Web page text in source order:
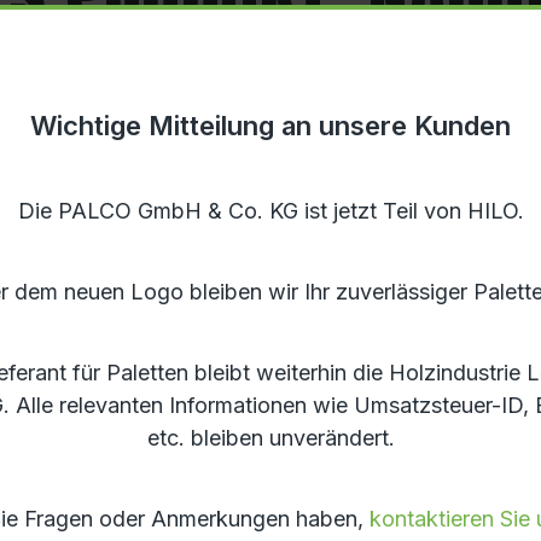
Wichtige Mitteilung an unsere Kunden
Die PALCO GmbH & Co. KG ist jetzt Teil von HILO.
dem neuen Logo bleiben wir Ihr zuverlässiger
für Paletten bleibt weiterhin die Holzindustrie
Alle relevanten Informationen wie Umsatzsteuer-ID,
etc. bleiben unverändert.
Fragen oder Anmerkungen haben, kontaktieren Sie
mit dem Wald und dem Holz ist heutzutage
ist eine planvolle Wirtschaft des Waldes und
Forstwirtschaftfür die Herstellung
Rohstoffbesonders